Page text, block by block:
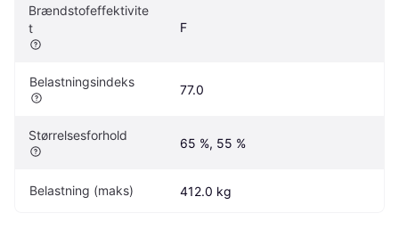
Brændstofeffektivite
t
F
Belastningsindeks
77.0
Størrelsesforhold
65 %, 55 %
Belastning (maks) 412.0 kg